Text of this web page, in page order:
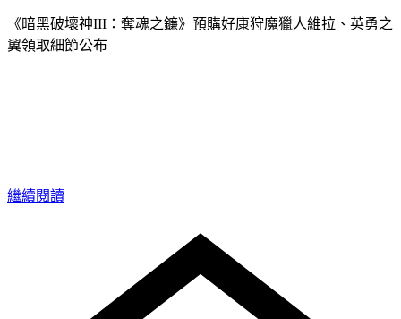
《暗黑破壞神III：奪魂之鐮》預購好康狩魔獵人維拉、英勇之
翼領取細節公布
繼續閱讀